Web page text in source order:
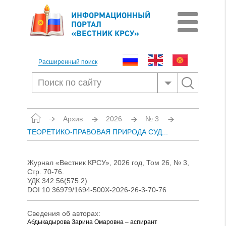
ИНФОРМАЦИОННЫЙ
ПОРТАЛ
«ВЕСТНИК КРСУ»
Расширенный поиск
Архив 2026
№ 3
ТЕОРЕТИКО-ПРАВОВАЯ ПРИРОДА СУД...
Журнал «Вестник КРСУ», 2026 год, Том 26, № 3,
Стр. 70-76.
УДК 342.56(575.2)
DOI 10.36979/1694-500X-2026-26-3-70-76
Сведения об авторах:
Абдыкадырова Зарина Омаровна – аспирант